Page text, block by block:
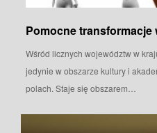
Pomocne
Wśród licznych województw w
jedynie w obszarze kultury i
polach. Staje się obszarem…